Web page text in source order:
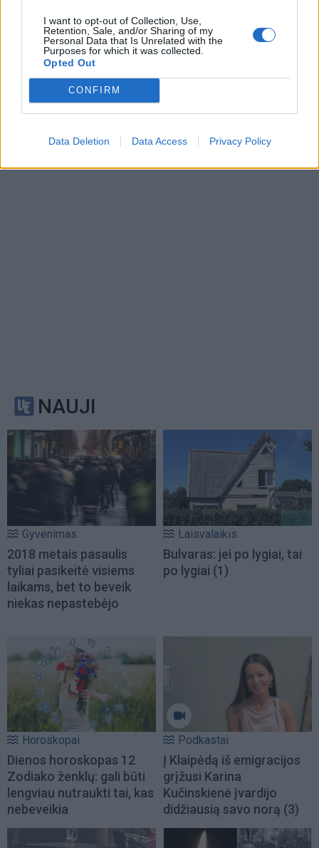
I want to opt-out of Collection, Use,
Retention, Sale, and/or Sharing of my
Personal Data that Is Unrelated with the
Purposes for which it was collected.
Opted Out
CONFIRM
Data Deletion Data Access Privacy Policy
Zelenskis: balistinių
išgelbėti gyvybes
Kas gali priversti Donaldą
ekspertas atskleidė
NAUJI
Gyvenimas
2018 metais pasaulis
tyliai pasikeitė visiems
laikams, bet to beveik
niekas nepastebėjo
Laisvalaikis
Bulvaras: jei po lygiai, tai
po lygiai (1)
Horoskopai
Dienos horoskopas 12
Zodiako ženklų: gali būti
lengviau nutraukti tai, kas
nebeveikia
Podkastai
Į Klaipėdą iš emigracijos
grįžusi Karina
Kučinskienė įvardijo
didžiausią savo norą (3)